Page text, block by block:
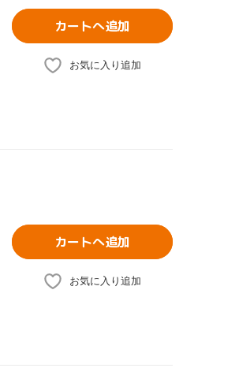
カートへ追加
お気に入り追加
カートへ追加
お気に入り追加